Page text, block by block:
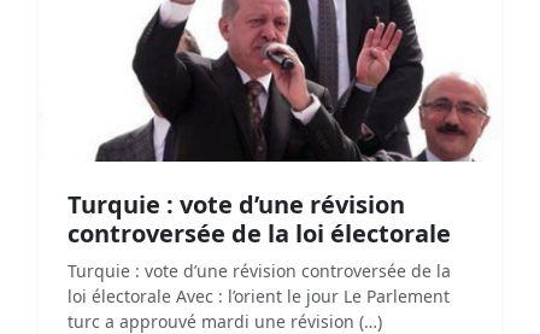
Turquie : vote d’une révision
controversée de la loi électorale
Turquie : vote d’une révision controversée de la
loi électorale Avec : l’orient le jour Le Parlement
turc a approuvé mardi une révision (…)